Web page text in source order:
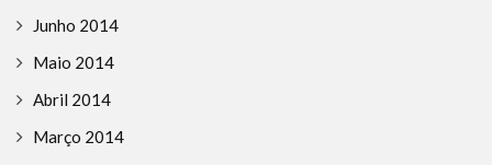
Junho 2014
Maio 2014
Abril 2014
Março 2014